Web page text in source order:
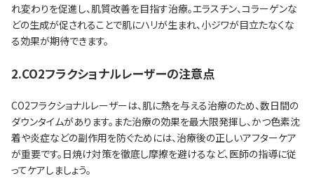
れ変わりを促進し、肌質改善を目指す治療。エラスチン、コラーゲンな
どの生成が促されることで肌にハリが生まれ、小ジワが目立たなくな
る効果が期待できます。
2.CO2フラクショナルレーザーの注意点
CO2フラクショナルレーザーは、肌に熱を与える治療のため、数日間の
ダウンタイムがあります。また治療の効果を最大限発揮し、かつ色素沈
着や炎症などの副作用を防ぐためには、治療後の正しいアフターケア
が重要です。日焼け対策を徹底し摩擦を避けるなど、医師の指導に従
ってケアしましょう。